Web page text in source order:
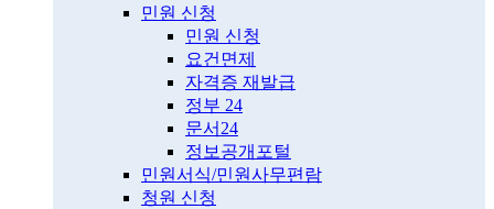
민원 신청
민원 신청
요건면제
자격증 재발급
정부 24
문서24
정보공개포털
민원서식/민원사무편람
청원 신청